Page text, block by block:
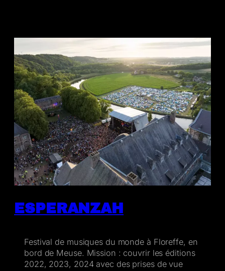
ESPERANZAH
Festival de musiques du monde à Floreffe, en
bord de Meuse. Mission : couvrir les éditions
2022, 2023, 2024 avec des prises de vue